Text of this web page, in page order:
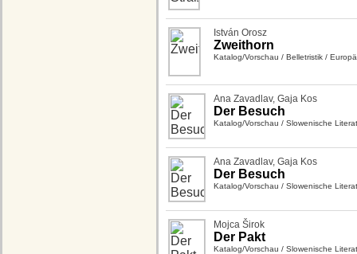
István Orosz
Zweithorn
Katalog/Vorschau / Belletristik /
Ana Zavadlav, Gaja Kos
Der Besuch
Katalog/Vorschau / Slowenische
Ana Zavadlav, Gaja Kos
Der Besuch
Katalog/Vorschau / Slowenische
Mojca Širok
Der Pakt
Katalog/Vorschau / Slowenische